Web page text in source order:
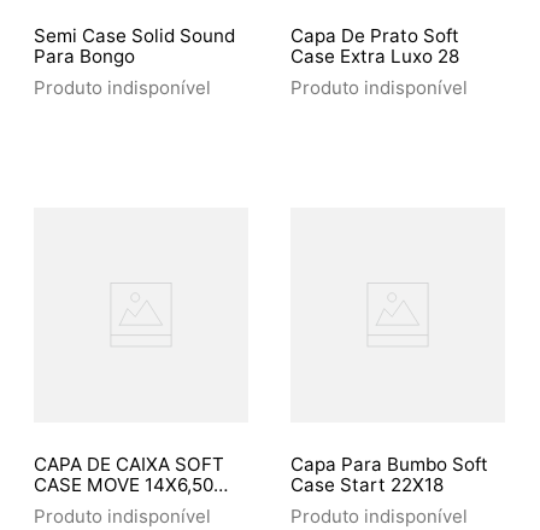
Semi Case Solid Sound
Para Bongo
Produto indisponível
Capa De Prato Soft
Case Extra Luxo 28
Produto indisponível
CAPA DE CAIXA SOFT
CASE MOVE 14X6,50
885
Produto indisponível
Capa Para Bumbo Soft
Case Start 22X18
Produto indisponível